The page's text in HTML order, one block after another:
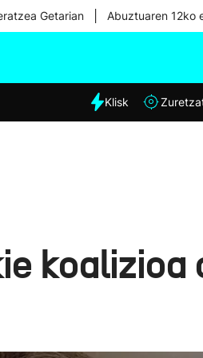
Getarian Abuztuaren 12ko
Eguraldia
Klisk
koalizioa